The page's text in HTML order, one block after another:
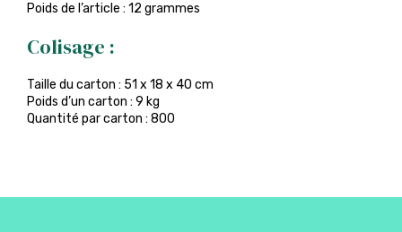
Poids de l’article : 12 grammes
Colisage :
Taille du carton : 51 x 18 x 40 cm
Poids d’un carton : 9 kg
Quantité par carton : 800